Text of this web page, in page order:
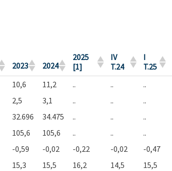
2023 2024
2025
[1]
IV
T.24
I
T.25
10,6 11,2 .. .. ..
2,5 3,1 .. .. ..
32.696 34.475 .. .. ..
105,6 105,6 .. .. ..
-0,59 -0,02 -0,22 -0,02 -0,47
15,3 15,5 16,2 14,5 15,5